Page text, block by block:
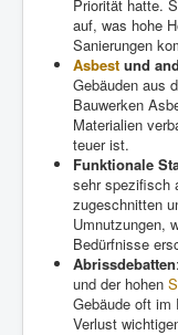
Priorität hatte.
auf, was hohe
Sanierungen
Asbest und
Gebäuden aus
Bauwerken
Materialien
teuer ist.
Funktionale
sehr spezifisch
zugeschnitten
Umnutzungen,
Bedürfnisse
Abrissdebatten
und der hohen
Gebäude oft im
Verlust